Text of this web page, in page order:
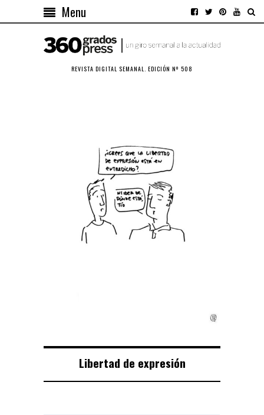
Menu
REVISTA DIGITAL SEMANAL. EDICIÓN Nº 508
Libertad de expresión